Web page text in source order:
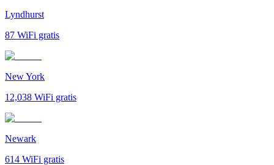
Lyndhurst
87 WiFi gratis
New York
12,038 WiFi gratis
Newark
614 WiFi gratis